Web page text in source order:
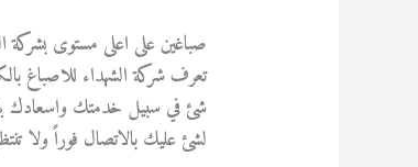
صباغين على اعلى مستوى بشركة
تعرف شركة الشهداء للاصباغ
شئ في سبيل خدمتك واسعادك
لشئ عليك بالاتصال فوراً ولا